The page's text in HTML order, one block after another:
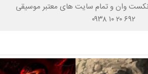
وان و تمام سایت های معتبر موسیقی
۰۹۳۸ ۱۰ ۲۰ ۶۹۲